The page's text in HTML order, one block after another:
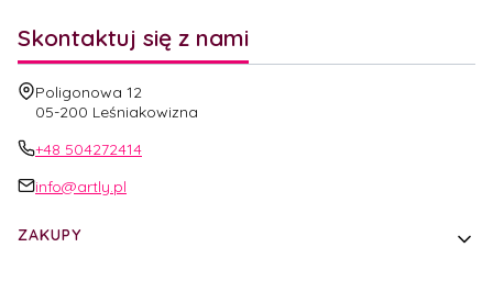
Skontaktuj się z nami
Adres:
Poligonowa 12
05-200 Leśniakowizna
+48 504272414
info@artly.pl
ZAKUPY